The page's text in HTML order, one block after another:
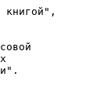
книгой",